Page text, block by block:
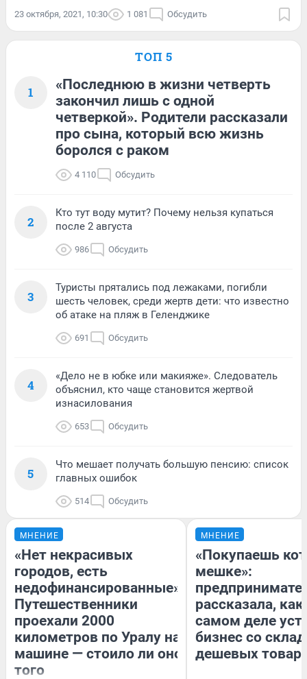
23 октября, 2021, 10:30 1 081 Обсудить
ТОП 5
1
«Последнюю в жизни четверть
закончил лишь с одной
четверкой». Родители рассказали
про сына, который всю жизнь
боролся с раком
4 110 Обсудить
2
Кто тут воду мутит? Почему нельзя купаться
после 2 августа
986 Обсудить
3
Туристы прятались под лежаками, погибли
шесть человек, среди жертв дети: что известно
об атаке на пляж в Геленджике
691 Обсудить
4
«Дело не в юбке или макияже». Следователь
объяснил, кто чаще становится жертвой
изнасилования
653 Обсудить
5
Что мешает получать большую пенсию: список
главных ошибок
514 Обсудить
МНЕНИЕ
«Нет некрасивых
городов, есть
недофинансированные».
Путешественники
проехали 2000
километров по Уралу на
машине — стоило ли оно
того
МНЕНИЕ
«Покупаешь
мешке»:
рассказала, как
самом деле
бизнес со
дешевых